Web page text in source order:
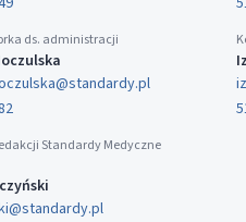
ds. administracji
Standardy Medyczne